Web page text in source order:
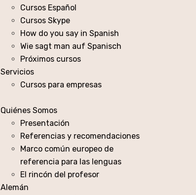
Cursos Español
Cursos Skype
How do you say in Spanish
Wie sagt man auf Spanisch
Próximos cursos
Servicios
Cursos para empresas
Quiénes Somos
Presentación
Referencias y recomendaciones
Marco común europeo de
referencia para las lenguas
El rincón del profesor
Alemán